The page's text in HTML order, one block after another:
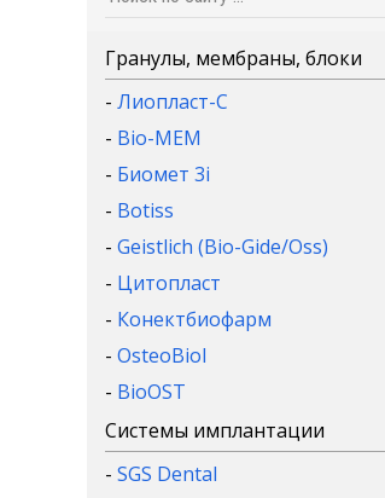
Гранулы, мембраны, блоки
- Лиопласт-С
- Bio-MEM
- Биомет 3i
- Botiss
- Geistlich (Bio-Gide/Oss)
- Цитопласт
- Конектбиофарм
- OsteoBiol
- BioOST
Системы имплантации
- SGS Dental